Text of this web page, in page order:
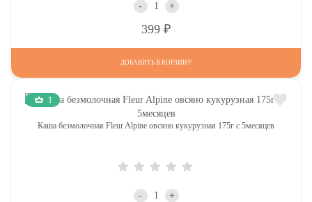
- +
399
ДОБАВИТЬ В КОРЗИНУ
1
Каша безмолочная Fleur Alpine овсяно кукурузная 175г с 5месяцев
- +